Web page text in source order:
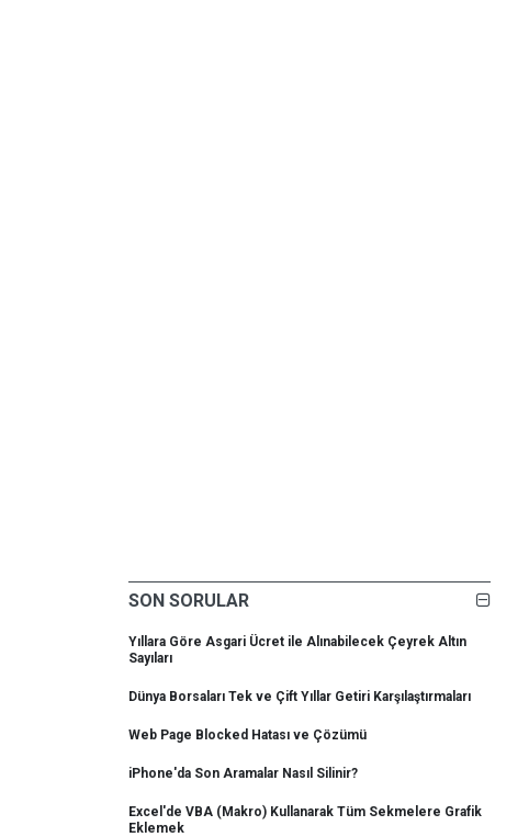
SON SORULAR
Yıllara Göre Asgari Ücret ile Alınabilecek Çeyrek Altın
Sayıları
Dünya Borsaları Tek ve Çift Yıllar Getiri Karşılaştırmaları
Web Page Blocked Hatası ve Çözümü
iPhone'da Son Aramalar Nasıl Silinir?
Excel'de VBA (Makro) Kullanarak Tüm Sekmelere Grafik
Eklemek